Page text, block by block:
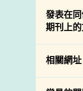
資訊
下載
公開
發表在
期刊上
相關網址
相關